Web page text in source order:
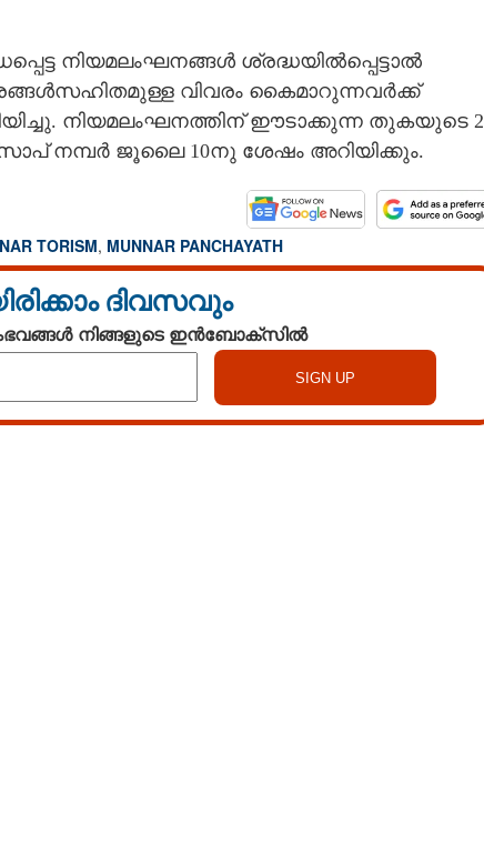
നിയമലംഘനങ്ങൾ ശ്രദ്ധയിൽപ്പെട്ടാൽ
വിവരം കൈമാറുന്നവർക്ക്
നിയമലംഘനത്തിന് ഈടാക്കുന്ന തുകയുടെ
നമ്പർ ജൂലൈ 10നു ശേഷം അറിയിക്കും.
TORISM, MUNNAR PANCHAYATH
ദിവസവും
നിങ്ങളുടെ ഇൻബോക്സിൽ